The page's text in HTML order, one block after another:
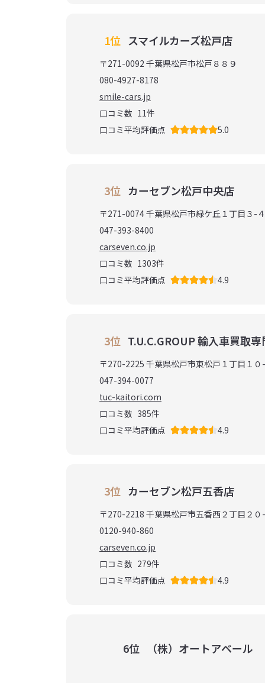
1位 スマイルカーズ松戸店
〒271-0092 千葉県松戸市松戸８８９
080-4927-8178
smile-cars.jp
口コミ数 11件
口コミ平均評価点
5.0
3位 カーセブン松戸中央店
〒271-0074 千葉県松戸市緑ケ丘１丁目３-４
047-393-8400
carseven.co.jp
口コミ数 1303件
口コミ平均評価点
4.9
3位 T.U.C.GROUP 輸入車買取
〒270-2225 千葉県松戸市東松戸１丁目１０
047-394-0077
tuc-kaitori.com
口コミ数 385件
口コミ平均評価点
4.9
3位 カーセブン松戸五香店
〒270-2218 千葉県松戸市五香西２丁目２０
0120-940-860
carseven.co.jp
口コミ数 279件
口コミ平均評価点
4.9
6位 （株）オートアベール